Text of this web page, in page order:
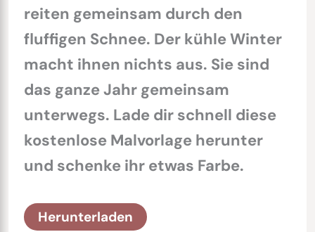
reiten gemeinsam durch den
fluffigen Schnee. Der kühle Winter
macht ihnen nichts aus. Sie sind
das ganze Jahr gemeinsam
unterwegs. Lade dir schnell diese
kostenlose Malvorlage herunter
und schenke ihr etwas Farbe.
Herunterladen